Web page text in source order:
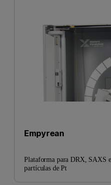
Empyrean
Plataforma para DRX, SAXS
partículas de Pt